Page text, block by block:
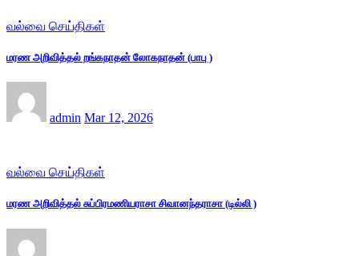
வல்வை செய்திகள்
மரண அறிவித்தல் றங்கநாதன் லோகநாதன் (பாபு )
admin Mar 12, 2026
வல்வை செய்திகள்
மரண அறிவித்தல் சுப்பிரமணியராசா சிவானந்தராசா (டில்லி )